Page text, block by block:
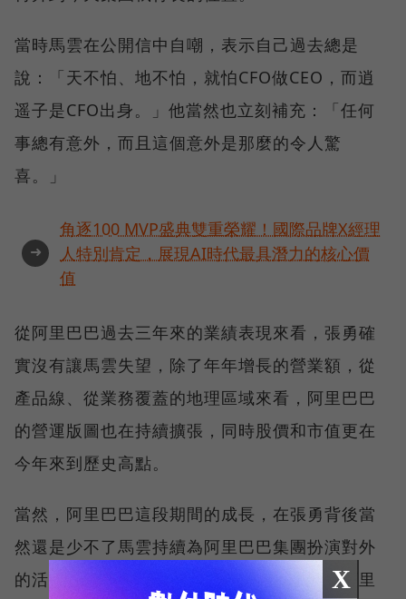
當時馬雲在公開信中自嘲，表示自己過去總是
說：「天不怕、地不怕，就怕CFO做CEO，而逍
遥子是CFO出身。」他當然也立刻補充：「任何
事總有意外，而且這個意外是那麼的令人驚
喜。」
➜
角逐100 MVP盛典雙重榮耀！國際品牌X經理
人特別肯定，展現AI時代最具潛力的核心價
值
從阿里巴巴過去三年來的業績表現來看，張勇確
實沒有讓馬雲失望，除了年年增長的營業額，從
產品線、從業務覆蓋的地理區域來看，阿里巴巴
的營運版圖也在持續擴張，同時股價和市值更在
今年來到歷史高點。
當然，阿里巴巴這段期間的成長，在張勇背後當
然還是少不了馬雲持續為阿里巴巴集團扮演對外
的活招牌、對內的精神支柱，以及擔任鎮住阿里
X